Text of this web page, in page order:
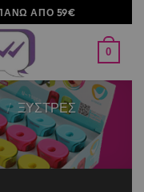
ΑΠΟ 59€
0
/ ΞΥΣΤΡΕΣ